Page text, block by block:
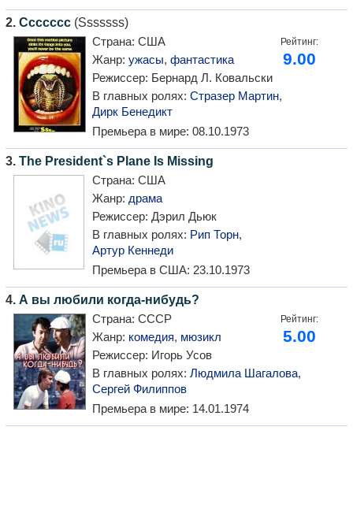
2. Ccccccc (Sssssss)
Рейтинг:
9.00
Страна: США
Жанр: ужасы, фантастика
Режиссер: Бернард Л. Ковальски
В главных ролях: Стразер Мартин,
Дирк Бенедикт
Премьера в мире: 08.10.1973
3. The President`s Plane Is Missing
Страна: США
Жанр: драма
Режиссер: Дэрил Дьюк
В главных ролях: Рип Торн,
Артур Кеннеди
Премьера в США: 23.10.1973
4. А вы любили когда-нибудь?
Рейтинг:
5.00
Страна: СССР
Жанр: комедия, мюзикл
Режиссер: Игорь Усов
В главных ролях: Людмила Шагалова,
Сергей Филиппов
Премьера в мире: 14.01.1974